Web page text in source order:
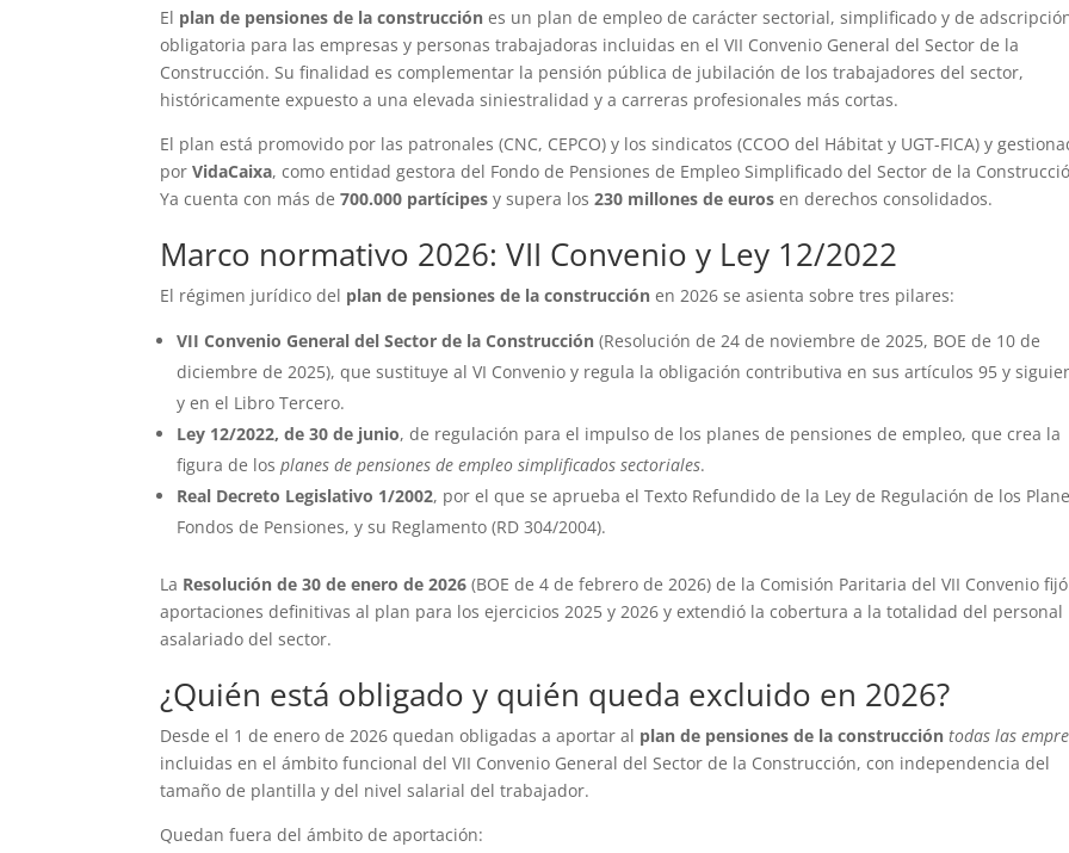
El plan de pensiones de la construcción es un plan de empleo de carácter sectorial, simplificado y de
obligatoria para las empresas y personas trabajadoras incluidas en el VII Convenio General del Sector de la
Construcción. Su finalidad es complementar la pensión pública de jubilación de los trabajadores del sector,
históricamente expuesto a una elevada siniestralidad y a carreras profesionales más cortas.
El plan está promovido por las patronales (CNC, CEPCO) y los sindicatos (CCOO del Hábitat y UGT-FICA) y
porVidaCaixa, como entidad gestora del Fondo de Pensiones de Empleo Simplificado del Sector de la
Ya cuenta con más de700.000 partícipes y supera los230 millones de euros en derechos consolidados.
Marco normativo 2026: VII Convenio y Ley 12/2022
El régimen jurídico del plan de pensiones de la construcción en 2026 se asienta sobre tres pilares:
VII Convenio General del Sector de la Construcción (Resolución de 24 de noviembre de 2025, BOE de 10 de
diciembre de 2025), que sustituye al VI Convenio y regula la obligación contributiva en sus artículos 95 y
y en el Libro Tercero.
Ley 12/2022, de 30 de junio, de regulación para el impulso de los planes de pensiones de empleo, que crea la
figura de losplanes de pensiones de empleo simplificados sectoriales.
Real Decreto Legislativo 1/2002, por el que se aprueba el Texto Refundido de la Ley de Regulación de los
Fondos de Pensiones, y su Reglamento (RD 304/2004).
La Resolución de 30 de enero de 2026 (BOE de 4 de febrero de 2026) de la Comisión Paritaria del VII Convenio
aportaciones definitivas al plan para los ejercicios 2025 y 2026 y extendió la cobertura a la totalidad del personal
asalariado del sector.
¿Quién está obligado y quién queda excluido en 2026?
Desde el 1 de enero de 2026 quedan obligadas a aportar al plan de pensiones de la construcción todas las
incluidas en el ámbito funcional del VII Convenio General del Sector de la Construcción, con independencia del
tamaño de plantilla y del nivel salarial del trabajador.
Quedan fuera del ámbito de aportación: